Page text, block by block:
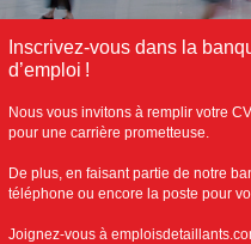
Inscrivez-vous dans la
d’emploi !
Nous vous invitons à remplir votre
pour une carrière prometteuse.
De plus, en faisant partie de notre
téléphone ou encore la poste pour
Joignez-vous à